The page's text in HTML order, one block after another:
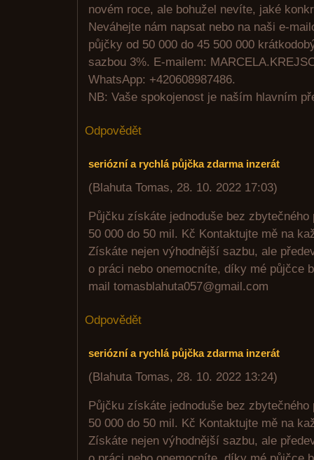
novém roce, ale bohužel nevíte, jaké
Neváhejte nám napsat nebo na naši e-
půjčky od 50 000 do 45 500 000
sazbou 3%. E-mailem:
WhatsApp: +420608987486.
NB: Vaše spokojenost je naším hlavním
Odpovědět
seriózní a rychlá půjčka zdarma inzerát
(Blahuta Tomas, 28. 10. 2022 17:03)
Půjčku získáte jednoduše bez
50 000 do 50 mil. Kč Kontaktujte mě na
Získáte nejen výhodnější sazbu, ale
o práci nebo onemocníte, díky mé půjčce
mail tomasblahuta057@gmail.com
Odpovědět
seriózní a rychlá půjčka zdarma inzerát
(Blahuta Tomas, 28. 10. 2022 13:24)
Půjčku získáte jednoduše bez
50 000 do 50 mil. Kč Kontaktujte mě na
Získáte nejen výhodnější sazbu, ale